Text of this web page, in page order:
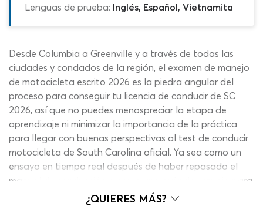
Lenguas de prueba: Inglés, Español, Vietnamita
Desde Columbia a Greenville y a través de todas las
ciudades y condados de la región, el examen de manejo
de motocicleta escrito 2026 es la piedra angular del
proceso para conseguir tu licencia de conducir de SC
2026, así que no puedes menospreciar la etapa de
aprendizaje ni minimizar la importancia de la práctica
para llegar con buenas perspectivas al test de conducir
motocicleta de South Carolina oficial. Ya sea como un
ensayo en tiempo real después de haber repasado el
manual de conducción o como una guía de estudio para
detectar los temas más importantes del cuestionario
escrito del DMV 2026 que deberás dominar, nuestro
¿QUIERES MÁS?